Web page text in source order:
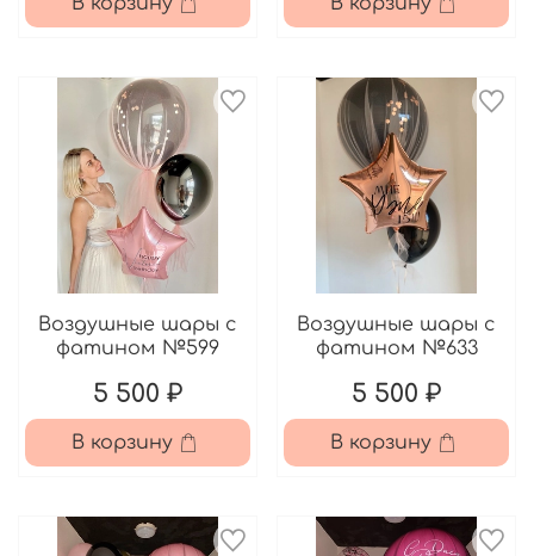
Воздушные шары с
фатином №599
5 500 ₽
В корзину
Воздушные шары с
фатином №633
5 500 ₽
В корзину